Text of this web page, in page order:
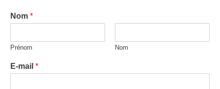
Nom *
Prénom Nom
E-mail *